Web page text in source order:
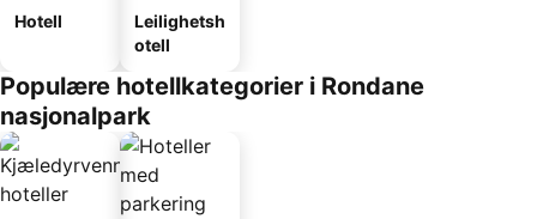
Hotell
Leilighetsh
otell
Populære hotellkategorier i Rondane
nasjonalpark